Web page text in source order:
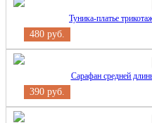
Туника-платье
480 руб.
Сарафан средней
390 руб.